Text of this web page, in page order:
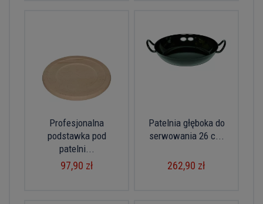
Profesjonalna
podstawka pod
patelni...
97,90 zł
Patelnia głęboka do
serwowania 26 c...
262,90 zł